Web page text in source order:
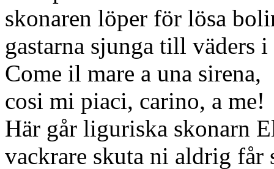
skonaren löper för lösa
gastarna sjunga till väders
Come il mare a una sirena,
cosi mi piaci, carino, a me!
Här går liguriska skonarn
vackrare skuta ni aldrig får